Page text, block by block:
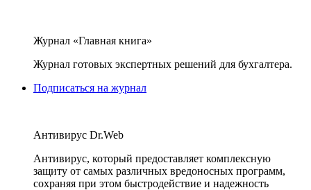
Журнал «Главная книга»
Журнал готовых экспертных решений для бухгалтера.
Подписаться на журнал
Антивирус Dr.Web
Антивирус, который предоставляет комплексную
защиту от самых различных вредоносных программ,
сохраняя при этом быстродействие и надежность